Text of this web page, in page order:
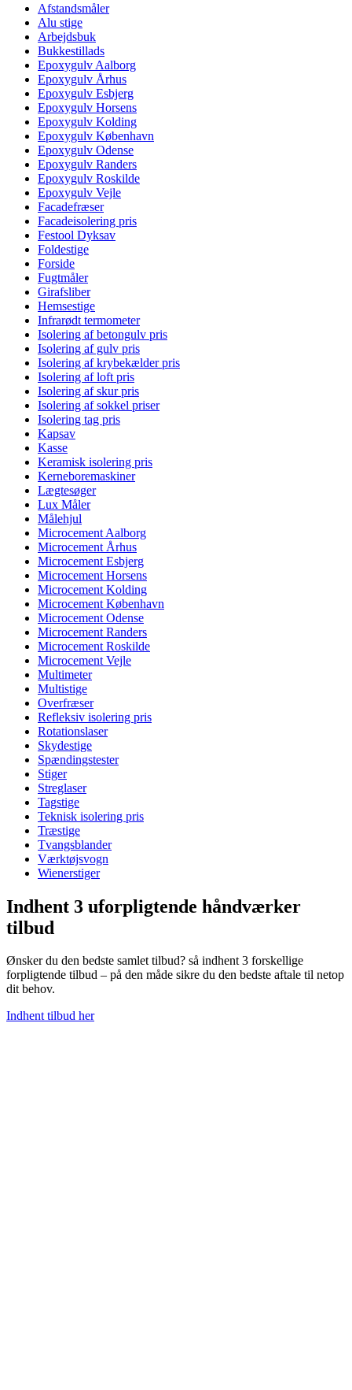
Afstandsmåler
Alu stige
Arbejdsbuk
Bukkestillads
Epoxygulv Aalborg
Epoxygulv Århus
Epoxygulv Esbjerg
Epoxygulv Horsens
Epoxygulv Kolding
Epoxygulv København
Epoxygulv Odense
Epoxygulv Randers
Epoxygulv Roskilde
Epoxygulv Vejle
Facadefræser
Facadeisolering pris
Festool Dyksav
Foldestige
Forside
Fugtmåler
Girafsliber
Hemsestige
Infrarødt termometer
Isolering af betongulv pris
Isolering af gulv pris
Isolering af krybekælder pris
Isolering af loft pris
Isolering af skur pris
Isolering af sokkel priser
Isolering tag pris
Kapsav
Kasse
Keramisk isolering pris
Kerneboremaskiner
Lægtesøger
Lux Måler
Målehjul
Microcement Aalborg
Microcement Århus
Microcement Esbjerg
Microcement Horsens
Microcement Kolding
Microcement København
Microcement Odense
Microcement Randers
Microcement Roskilde
Microcement Vejle
Multimeter
Multistige
Overfræser
Refleksiv isolering pris
Rotationslaser
Skydestige
Spændingstester
Stiger
Streglaser
Tagstige
Teknisk isolering pris
Træstige
Tvangsblander
Værktøjsvogn
Wienerstiger
Indhent 3 uforpligtende håndværker
tilbud
Ønsker du den bedste samlet tilbud? så indhent 3 forskellige
forpligtende tilbud – på den måde sikre du den bedste aftale til netop
dit behov.
Indhent tilbud her